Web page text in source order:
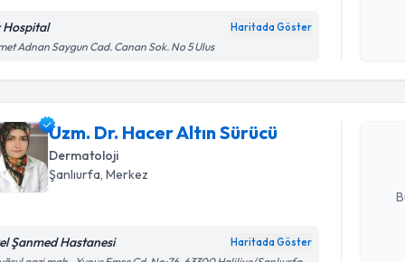
Hospital Haritada Göster
Adnan Saygun Cad. Canan Sok. No 5 Ulus
Uzm. Dr. Hacer Altın Sürücü
Dermatoloji
Şanlıurfa , Merkez
Şanmed Hastanesi Haritada Göster
Uzm. Dr.
oluşturun.